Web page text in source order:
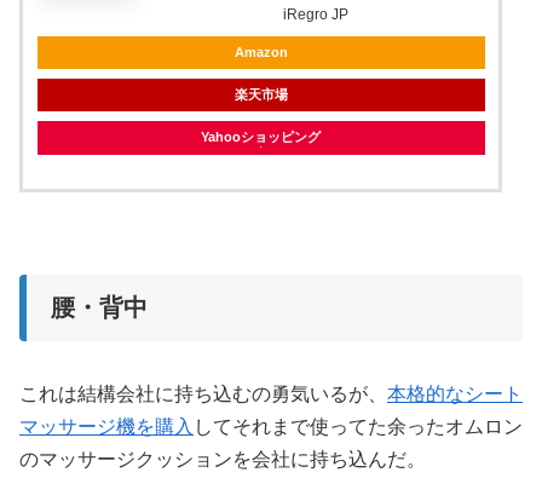
iRegro JP
Amazon
楽天市場
Yahooショッピング
腰・背中
これは結構会社に持ち込むの勇気いるが、 本格的なシート
マッサージ機を購入 してそれまで使ってた余ったオムロン
のマッサージクッションを会社に持ち込んだ。